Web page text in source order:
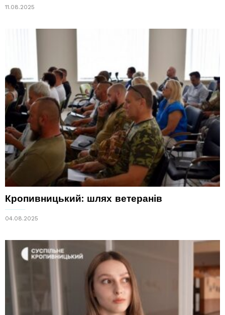
11.08.2025
Кропивницький: шлях ветеранів
04.08.2025